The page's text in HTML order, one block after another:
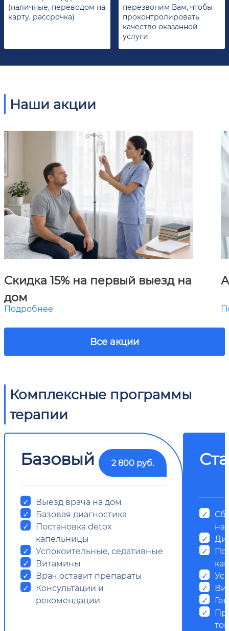
(наличные, переводом на
карту, рассрочка)
перезвоним Вам, чтобы
проконтролировать
качество оказанной
услуги
Наши акции
Скидка 15% на первый выезд на
дом
Подробнее
Все акции
Комплексные программы
терапии
Базовый 2 800 руб.
Выезд врача на дом
Базовая диагностика
Постановка detox
капельницы
Успокоительные, седативные
Витамины
Врач оставит препараты
Консультации и
рекомендации
на